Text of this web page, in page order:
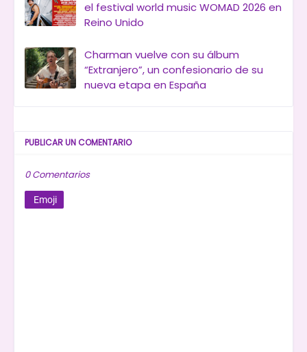
el festival world music WOMAD 2026 en
Reino Unido
Charman vuelve con su álbum
“Extranjero”, un confesionario de su
nueva etapa en España
PUBLICAR UN COMENTARIO
0 Comentarios
Emoji